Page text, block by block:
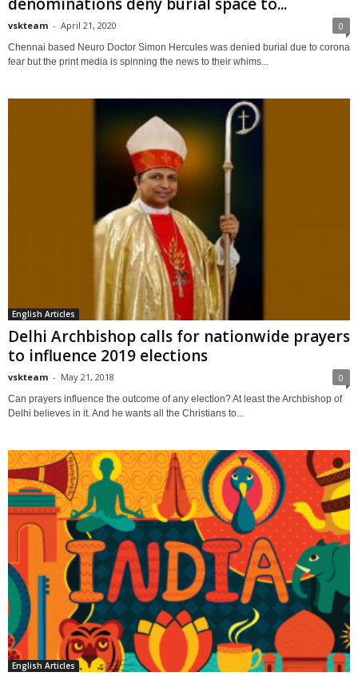
denominations deny burial space to...
vskteam - April 21, 2020 0
Chennai based Neuro Doctor Simon Hercules was denied burial due to corona
fear but the print media is spinning the news to their whims...
English Articles
Delhi Archbishop calls for nationwide prayers
to influence 2019 elections
vskteam - May 21, 2018 0
Can prayers influence the outcome of any election? At least the Archbishop of
Delhi believes in it. And he wants all the Christians to...
English Articles